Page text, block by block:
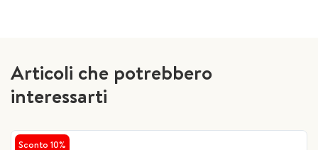
Articoli che potrebbero
interessarti
Sconto 10%